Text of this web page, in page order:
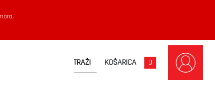
KOŠARICA 0